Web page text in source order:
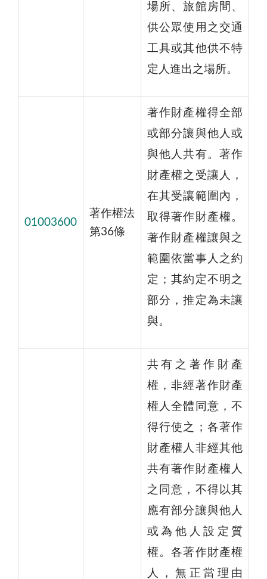
場所、旅館房間、
供公眾使用之交通
工具或其他供不特
定人進出之場所。
01003600
著作權法
第36條
著作財產權得全部
或部分讓與他人或
與他人共有。著作
財產權之受讓人，
在其受讓範圍內，
取得著作財產權。
著作財產權讓與之
範圍依當事人之約
定；其約定不明之
部分，推定為未讓
與。
共有之著作財產
權，非經著作財產
權人全體同意，不
得行使之；各著作
財產權人非經其他
共有著作財產權人
之同意，不得以其
應有部分讓與他人
或為他人設定質
權。各著作財產權
人，無正當理由